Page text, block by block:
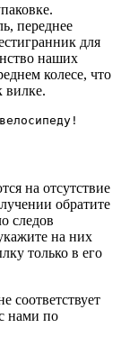
переднее
для
наших
колесе, что
вилке.
на отсутствие
обратите
следов
на них
только в его
соответствует
нами по